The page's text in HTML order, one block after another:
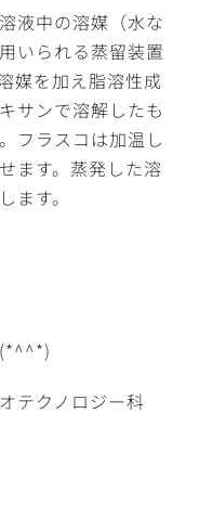
液中の溶媒（水な
いられる蒸留装置
媒を加え脂溶性成
サンで溶解したも
フラスコは加温し
ます。蒸発した溶
ます。
テクノロジー科